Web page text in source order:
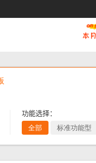
功能选择：
全部
标准功能型